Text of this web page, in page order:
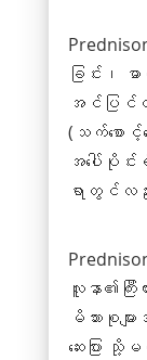
ခြင်း၊ ဓ
အင်ပြင်ထ
(သက်စောင့်
အပေါ်ပို
ရာတွင်လ
လူနာ၏ကြီ
မိသားစုမ
ဆေးပြာ